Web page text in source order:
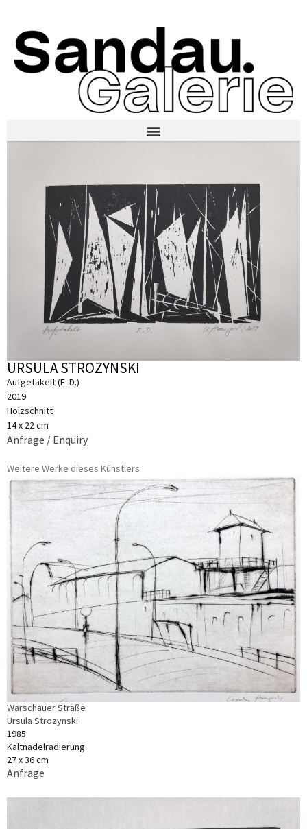
URSULA STROZYNSKI
Aufgetakelt (E. D.)
2019
Holzschnitt
14 x 22 cm
Anfrage / Enquiry
Weitere Werke dieses Künstlers
Warschauer Straße
Ursula Strozynski
1985
Kaltnadelradierung
27 x 36 cm
Anfrage